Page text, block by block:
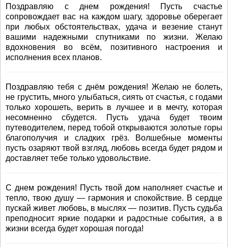
Поздравляю с днем рождения! Пусть счастье
сопровождает вас на каждом шагу, здоровье оберегает
при любых обстоятельствах, удача и везение станут
вашими надежными спутниками по жизни. Желаю
вдохновения во всём, позитивного настроения и
исполнения всех планов.
Поздравляю тебя с днём рождения! Желаю не болеть,
не грустить, много улыбаться, сиять от счастья, с годами
только хорошеть, верить в лучшее и в мечту, которая
несомненно сбудется. Пусть удача будет твоим
путеводителем, перед тобой открываются золотые горы
благополучия и сладких грёз. Волшебные моменты
пусть озаряют твой взгляд, любовь всегда будет рядом и
доставляет тебе только удовольствие.
С днем рождения! Пусть твой дом наполняет счастье и
тепло, твою душу — гармония и спокойствие. В сердце
пускай живет любовь, в мыслях — позитив. Пусть судьба
преподносит яркие подарки и радостные события, а в
жизни всегда будет хорошая погода!